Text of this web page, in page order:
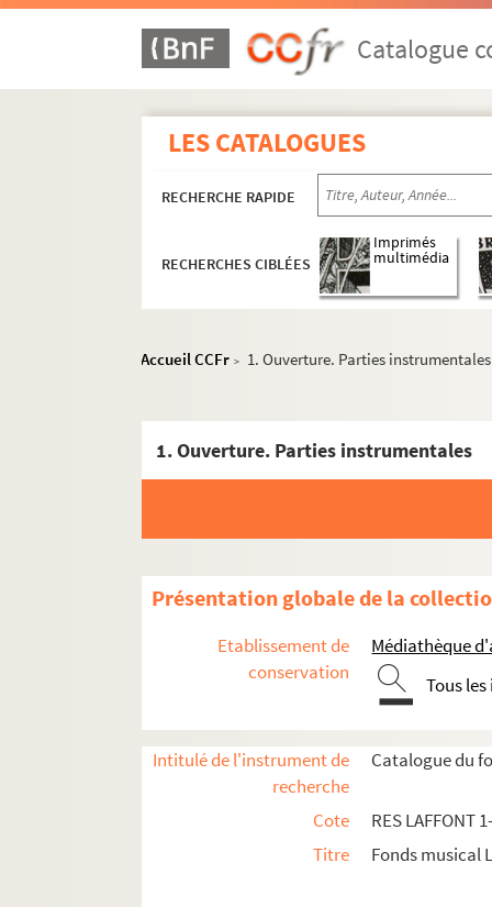
Catalogue
LES CATALOGUES
RECHERCHE RAPIDE
RECHERCHES CIBLÉES
Imprimés
multimédia
Accueil CCFr > 1. Ouverture. Parties instrumentales
1. Ouverture. Parties instrumentales
Présentation globale de la
Etablissement de
conservation
Médiathèque
Tous
Intitulé de l'instrument de
recherche
Catalogue du
Cote
RES LAFFONT
Titre
Fonds musical
Partitions anciennes
Opéras
RES LAFFONT 1. Henri-
RES LAFFONT 2. Adolphe
RES LAFFONT 3. Domenico